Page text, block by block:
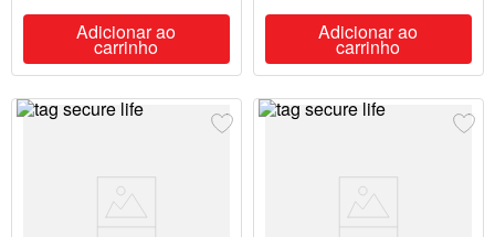
Adicionar ao
carrinho
Adicionar ao
carrinho